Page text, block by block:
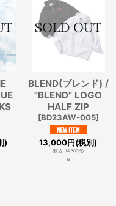
)
BLEND(ブレンド) /
"BLEND" LOGO
HALF ZIP
[BD23AW-005]
13,000円(税別)
(税込: 14,300円)
×